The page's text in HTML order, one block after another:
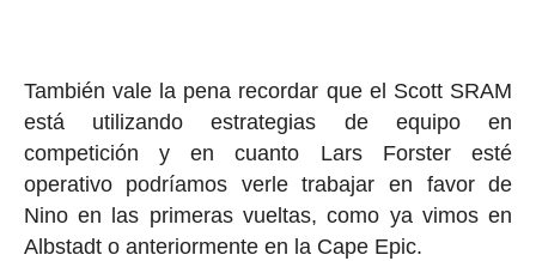
También vale la pena recordar que el Scott SRAM
está utilizando estrategias de equipo en
competición y en cuanto Lars Forster esté
operativo podríamos verle trabajar en favor de
Nino en las primeras vueltas, como ya vimos en
Albstadt o anteriormente en la Cape Epic.